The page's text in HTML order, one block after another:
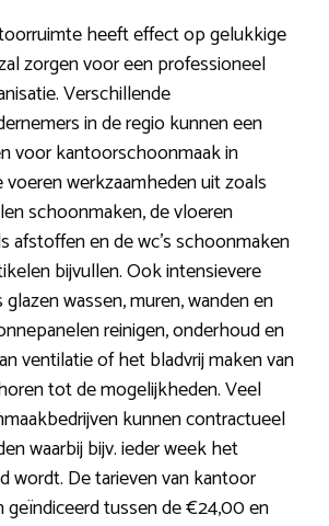
heeft effect op gelukkige
zorgen voor een professioneel
Verschillende
in de regio kunnen een
voor kantoorschoonmaak in
voeren werkzaamheden uit zoals
schoonmaken, de vloeren
afstoffen en de wc’s schoonmaken
bijvullen. Ook intensievere
wassen, muren, wanden en
reinigen, onderhoud en
ventilatie of het bladvrij maken van
tot de mogelijkheden. Veel
kunnen contractueel
waarbij bijv. ieder week het
wordt. De tarieven van kantoor
geïndiceerd tussen de €24,00 en